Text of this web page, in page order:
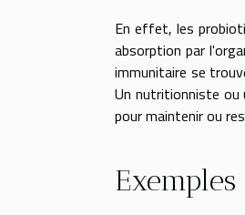
En effet, les
absorption par
immunitaire se
Un nutritionniste ou
pour maintenir ou